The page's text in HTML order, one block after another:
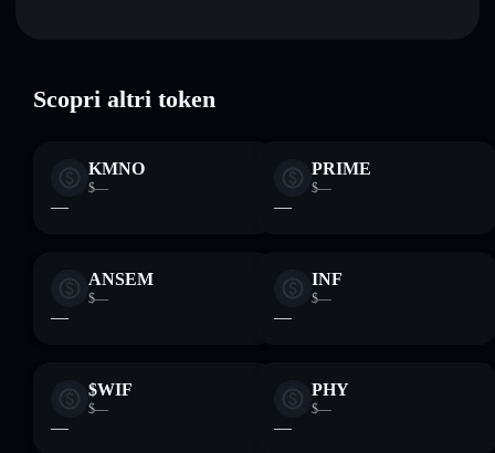
Scopri altri token
KMNO
$—
—
PRIME
$—
—
ANSEM
$—
—
INF
$—
—
$WIF
$—
—
PHY
$—
—